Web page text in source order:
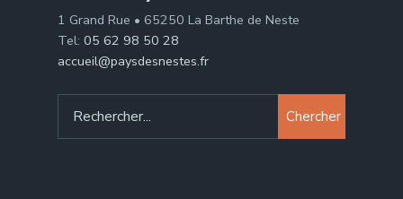
1 Grand Rue • 65250 La Barthe de Neste
Tel: 05 62 98 50 28
accueil@paysdesnestes.fr
Chercher